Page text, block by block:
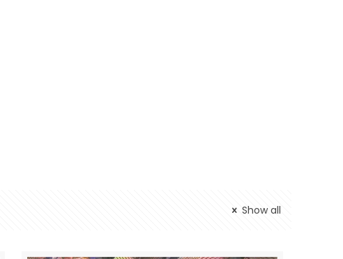
Show all